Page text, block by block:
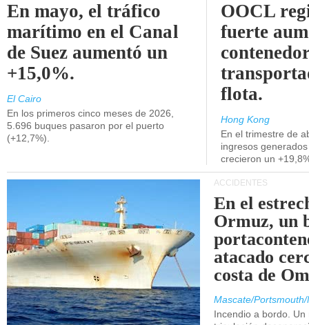
En mayo, el tráfico
marítimo en el Canal
de Suez aumentó un
+15,0%.
El Cairo
En los primeros cinco meses de 2026,
5.696 buques pasaron por el puerto
(+12,7%).
OOCL
fuerte
flota.
Hong Kong
En el trimestre de
ingresos
crecieron un
ACCIDENTES
En el
Ormuz, un
atacado
costa de
Mascate/
Incendio a bordo.